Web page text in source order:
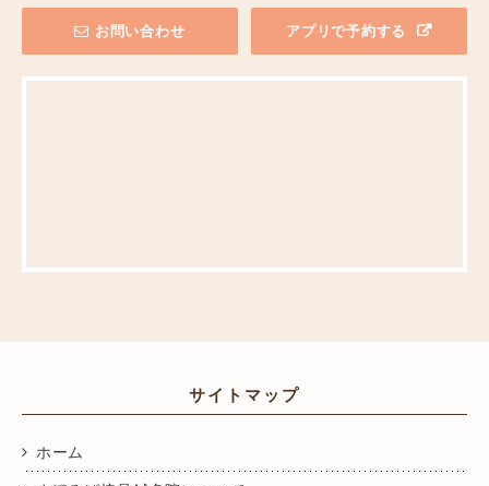
お問い合わせ アプリで予約する
サイトマップ
ホーム